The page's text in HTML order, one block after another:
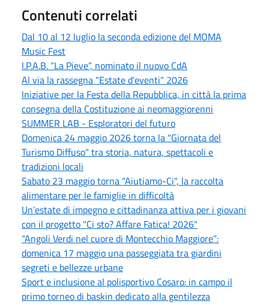
Contenuti correlati
Dal 10 al 12 luglio la seconda edizione del MOMA
Music Fest
I.P.A.B. “La Pieve”, nominato il nuovo CdA
Al via la rassegna "Estate d'eventi" 2026
Iniziative per la Festa della Repubblica, in città la prima
consegna della Costituzione ai neomaggiorenni
SUMMER LAB - Esploratori del futuro
Domenica 24 maggio 2026 torna la "Giornata del
Turismo Diffuso" tra storia, natura, spettacoli e
tradizioni locali
Sabato 23 maggio torna "Aiutiamo-Ci", la raccolta
alimentare per le famiglie in difficoltà
Un’estate di impegno e cittadinanza attiva per i giovani
con il progetto "Ci sto? Affare Fatica! 2026"
“Angoli Verdi nel cuore di Montecchio Maggiore”:
domenica 17 maggio una passeggiata tra giardini
segreti e bellezze urbane
Sport e inclusione al polisportivo Cosaro: in campo il
primo torneo di baskin dedicato alla gentilezza